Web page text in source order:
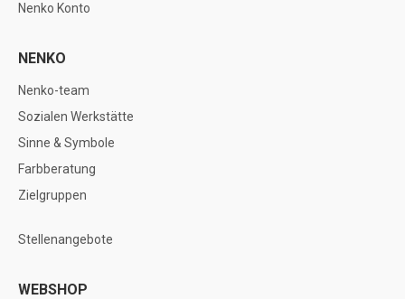
Nenko Konto
NENKO
Nenko-team
Sozialen Werkstätte
Sinne & Symbole
Farbberatung
Zielgruppen
Stellenangebote
WEBSHOP